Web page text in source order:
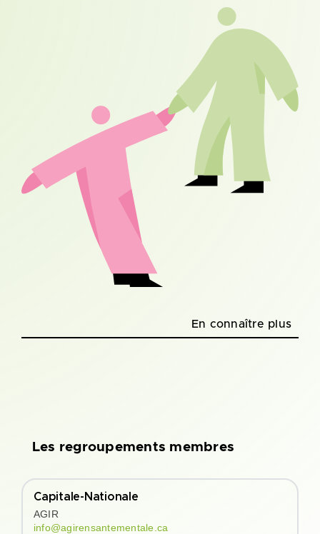
En connaître plus
Capitale-Nationale
AGIR
info@agirensantementale.ca